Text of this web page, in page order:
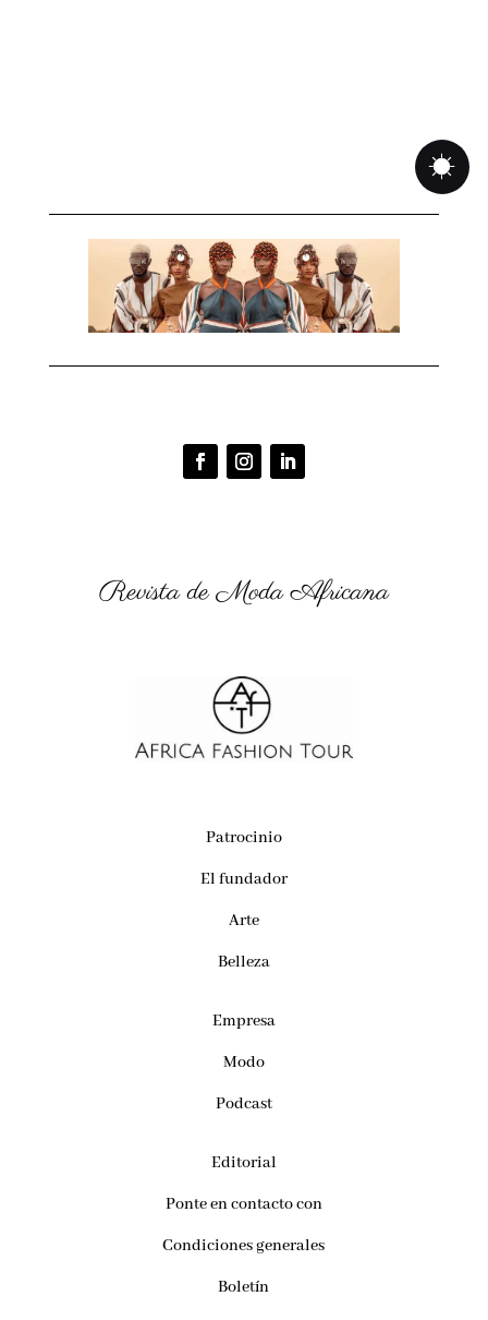
Revista de Moda Africana
Patrocinio
El fundador
Arte
Belleza
Empresa
Modo
Podcast
Editorial
Ponte en contacto con
Condiciones generales
Boletín